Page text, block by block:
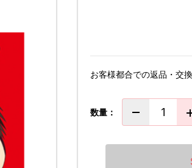
お客様都合での返品・交
数量：